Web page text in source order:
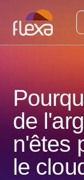
de
n'êtes
le